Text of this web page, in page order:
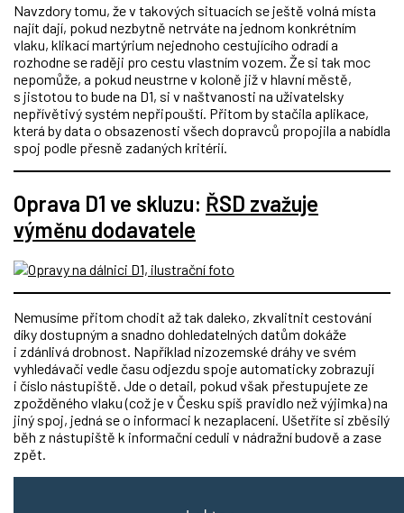
Navzdory tomu, že v takových situacích se ještě volná místa
najít dají, pokud nezbytně netrváte na jednom konkrétním
vlaku, klikací martýrium nejednoho cestujícího odradí a
rozhodne se raději pro cestu vlastním vozem. Že si tak moc
nepomůže, a pokud neustrne v koloně již v hlavní městě,
s jistotou to bude na D1, si v naštvanosti na uživatelsky
nepřívětivý systém nepřipouští. Přitom by stačila aplikace,
která by data o obsazenosti všech dopravců propojila a nabídla
spoj podle přesně zadaných kritérií.
Oprava D1 ve skluzu: ŘSD zvažuje
výměnu dodavatele
Nemusíme přitom chodit až tak daleko, zkvalitnit cestování
díky dostupným a snadno dohledatelných datům dokáže
i zdánlivá drobnost. Například nizozemské dráhy ve svém
vyhledávači vedle času odjezdu spoje automaticky zobrazují
i číslo nástupiště. Jde o detail, pokud však přestupujete ze
zpožděného vlaku (což je v Česku spíš pravidlo než výjimka) na
jiný spoj, jedná se o informaci k nezaplacení. Ušetříte si zběsilý
běh z nástupiště k informační ceduli v nádražní budově a zase
zpět.